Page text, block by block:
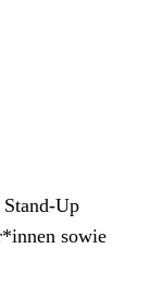
Up
sowie